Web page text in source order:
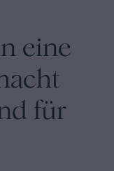
eine
für